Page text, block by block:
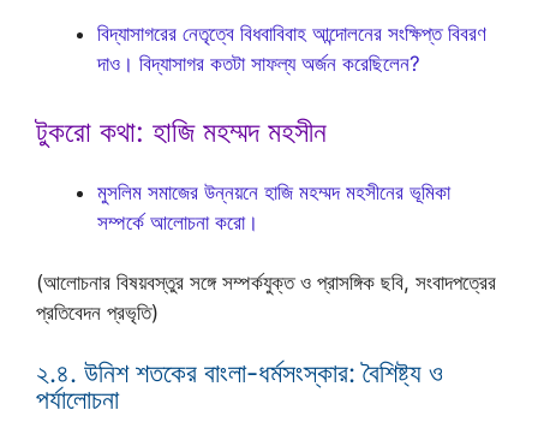
বিদ্যাসাগরের নেতৃত্বে বিধবাবিবাহ আন্দোলনের সংক্ষিপ্ত বিবরণ
দাও। বিদ্যাসাগর কতটা সাফল্য অর্জন করেছিলেন?
টুকরো কথা: হাজি মহম্মদ মহসীন
মুসলিম সমাজের উন্নয়নে হাজি মহম্মদ মহসীনের ভূমিকা
সম্পর্কে আলোচনা করো।
(আলোচনার বিষয়বস্তুর সঙ্গে সম্পর্কযুক্ত ও প্রাসঙ্গিক ছবি, সংবাদপত্রের
প্রতিবেদন প্রভৃতি)
২.৪. উনিশ শতকের বাংলা-ধর্মসংস্কার: বৈশিষ্ট্য ও
পর্যালোচনা